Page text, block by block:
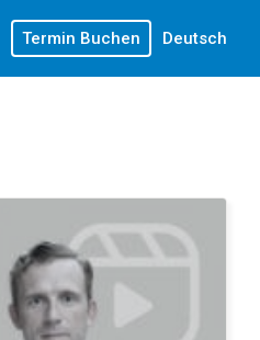
Termin Buchen Deutsch